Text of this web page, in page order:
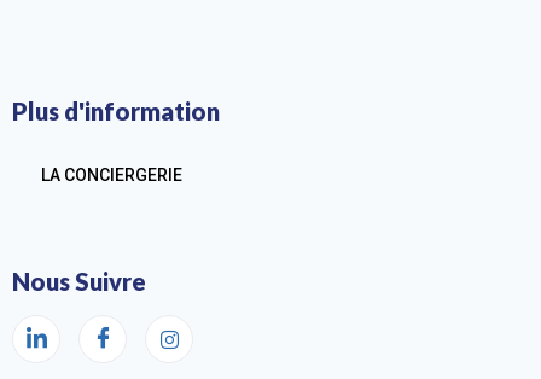
Plus d'information
LA CONCIERGERIE
Nous Suivre